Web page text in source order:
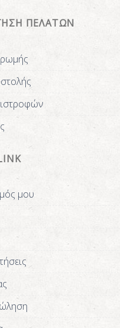
ΠΕΛΑΤΩΝ
μου